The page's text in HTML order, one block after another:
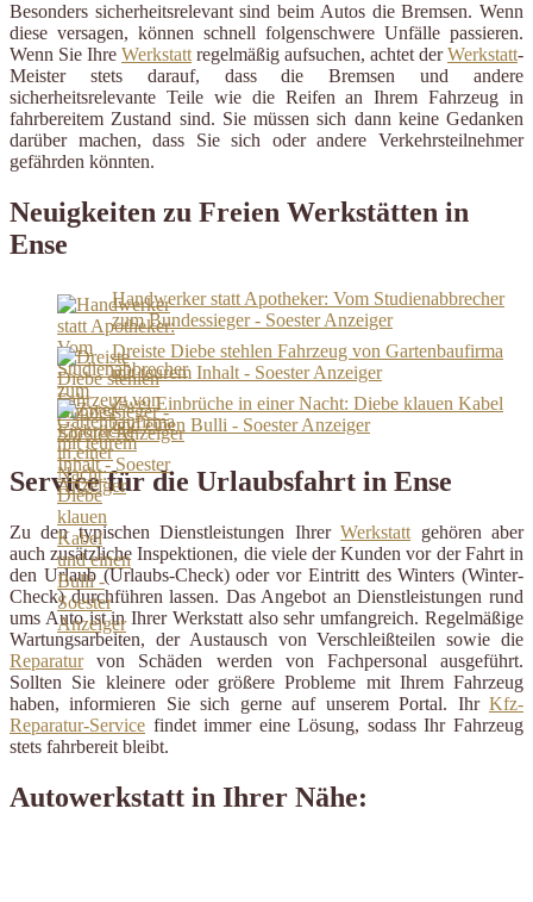
Besonders sicherheitsrelevant sind beim Autos die Bremsen. Wenn
diese versagen, können schnell folgenschwere Unfälle passieren.
Wenn Sie Ihre Werkstatt regelmäßig aufsuchen, achtet derWerkstatt-
Meister stets darauf, dass die Bremsen und andere
sicherheitsrelevante Teile wie die Reifen an Ihrem Fahrzeug in
fahrbereitem Zustand sind. Sie müssen sich dann keine Gedanken
darüber machen, dass Sie sich oder andere Verkehrsteilnehmer
gefährden könnten.
Neuigkeiten zu Freien Werkstätten in
Ense
Handwerker statt Apotheker: Vom Studienabbrecher
zum Bundessieger - Soester Anzeiger
Dreiste Diebe stehlen Fahrzeug von Gartenbaufirma
mit teurem Inhalt - Soester Anzeiger
Zwei Einbrüche in einer Nacht: Diebe klauen Kabel
und einen Bulli - Soester Anzeiger
Service für die Urlaubsfahrt in Ense
Zu den typischen Dienstleistungen IhrerWerkstatt gehören aber
auch zusätzliche Inspektionen, die viele der Kunden vor der Fahrt in
den Urlaub (Urlaubs-Check) oder vor Eintritt des Winters (Winter-
Check) durchführen lassen. Das Angebot an Dienstleistungen rund
ums Auto ist in Ihrer Werkstatt also sehr umfangreich. Regelmäßige
Wartungsarbeiten, der Austausch von Verschleißteilen sowie die
Reparaturvon Schäden werden von Fachpersonal ausgeführt.
Sollten Sie kleinere oder größere Probleme mit Ihrem Fahrzeug
haben, informieren Sie sich gerne auf unserem Portal. Ihr Kfz-
Reparatur-Service findet immer eine Lösung, sodass Ihr Fahrzeug
stets fahrbereit bleibt.
Autowerkstatt in Ihrer Nähe: